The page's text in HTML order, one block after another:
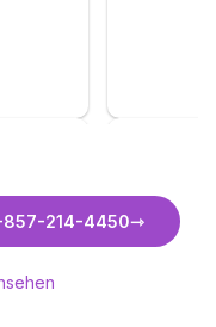
857-214-4450